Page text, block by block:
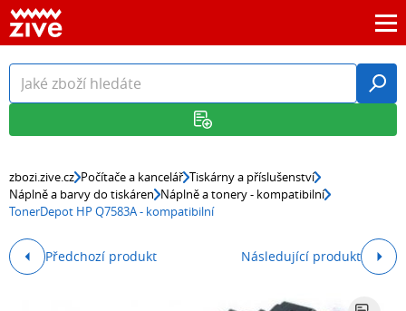
zbozi.zive.cz Počítače a kancelář Tiskárny a příslušenství
Náplně a barvy do tiskáren Náplně a tonery - kompatibilní
TonerDepot HP Q7583A - kompatibilní
Předchozí produkt Následující produkt